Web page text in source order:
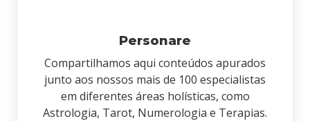
Personare
Compartilhamos aqui conteúdos apurados
junto aos nossos mais de 100 especialistas
em diferentes áreas holísticas, como
Astrologia, Tarot, Numerologia e Terapias.